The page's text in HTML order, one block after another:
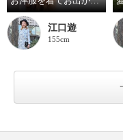
江口遊
155cm